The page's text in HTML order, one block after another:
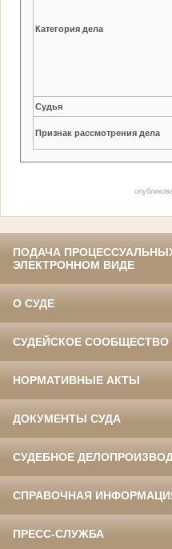
Категория дела
Судья
Признак рассмотрения дела
ПОДАЧА
ЭЛЕКТРОННОМ ВИДЕ
О СУДЕ
СУДЕЙСКОЕ СООБЩЕСТВО
НОРМАТИВНЫЕ АКТЫ
ДОКУМЕНТЫ СУДА
СУДЕБНОЕ
СПРАВОЧНАЯ
ПРЕСС-СЛУЖБА